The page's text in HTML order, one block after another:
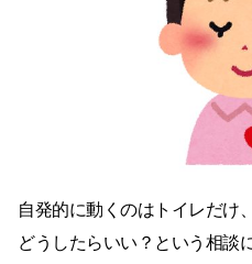
自発的に動くのはトイレだけ
どうしたらいい？という相談